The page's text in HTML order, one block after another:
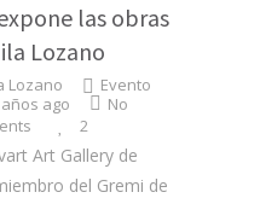
las obras
Lozano
Lozano
Evento
años ago
No
2
Art Gallery de
del Gremi de